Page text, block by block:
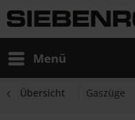
Menü
Übersicht Gaszüge